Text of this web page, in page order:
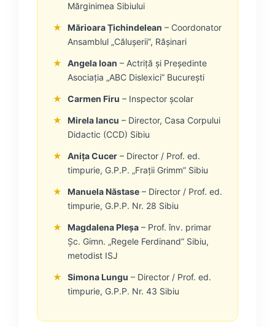
Mărginimea Sibiului
★ Mărioara Țichindelean – Coordonator
Ansamblul „Călușerii”, Rășinari
★ Angela Ioan – Actriță și Președinte
Asociația „ABC Dislexici” București
★ Carmen Firu – Inspector școlar
★ Mirela Iancu – Director, Casa Corpului
Didactic (CCD) Sibiu
★ Anița Cucer – Director / Prof. ed.
timpurie, G.P.P. „Frații Grimm” Sibiu
★ Manuela Năstase – Director / Prof. ed.
timpurie, G.P.P. Nr. 28 Sibiu
★ Magdalena Pleșa – Prof. înv. primar
Șc. Gimn. „Regele Ferdinand” Sibiu,
metodist ISJ
★ Simona Lungu – Director / Prof. ed.
timpurie, G.P.P. Nr. 43 Sibiu